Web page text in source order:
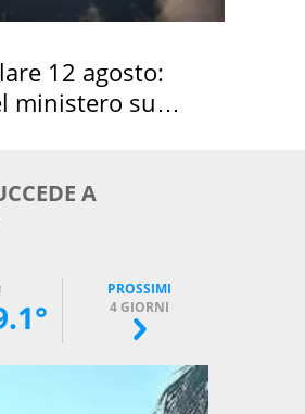
12 agosto:
ministero su